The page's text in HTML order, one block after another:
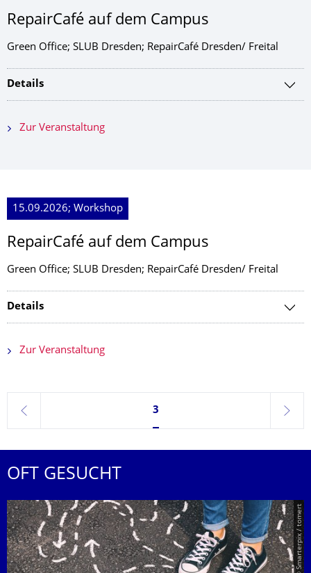
RepairCafé auf dem Campus
Green Office; SLUB Dresden; RepairCafé Dresden/ Freital
Details
Zur Veranstaltung
15.09.2026; Workshop
RepairCafé auf dem Campus
Green Office; SLUB Dresden; RepairCafé Dresden/ Freital
Details
Zur Veranstaltung
zurück
Seite 3, aktuell ausgewählt
3
weiter
OFT GESUCHT
© Smarterpix / tomert